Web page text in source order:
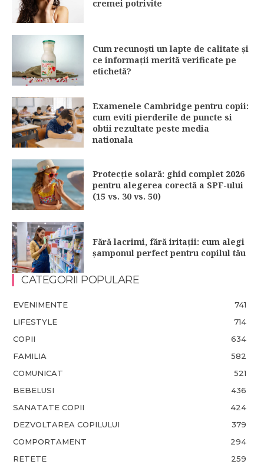
cremei potrivite
Cum recunoști un lapte de calitate și
ce informații merită verificate pe
etichetă?
Examenele Cambridge pentru copii:
cum eviti pierderile de puncte si
obtii rezultate peste media
nationala
Protecție solară: ghid complet 2026
pentru alegerea corectă a SPF-ului
(15 vs. 30 vs. 50)
Fără lacrimi, fără iritații: cum alegi
șamponul perfect pentru copilul tău
CATEGORII POPULARE
EVENIMENTE
741
LIFESTYLE
714
COPII
634
FAMILIA
582
COMUNICAT
521
BEBELUSI
436
SANATATE COPII
424
DEZVOLTAREA COPILULUI
379
COMPORTAMENT
294
RETETE
259